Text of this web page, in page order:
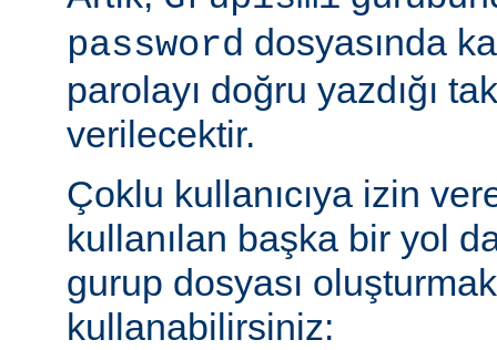
password dosyasında
parolayı doğru yazdığı
verilecektir.
Çoklu kullanıcıya izin
kullanılan başka bir yol
gurup dosyası
kullanabilirsiniz: